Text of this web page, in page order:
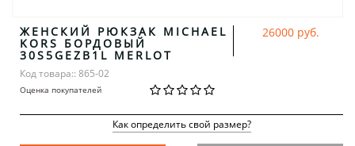
ЖЕНСКИЙ РЮКЗАК MICHAEL
KORS БОРДОВЫЙ
30S5GEZB1L MERLOT
Код товара:: 865-02
Оценка покупателей
26000 руб.
Как определить свой размер?